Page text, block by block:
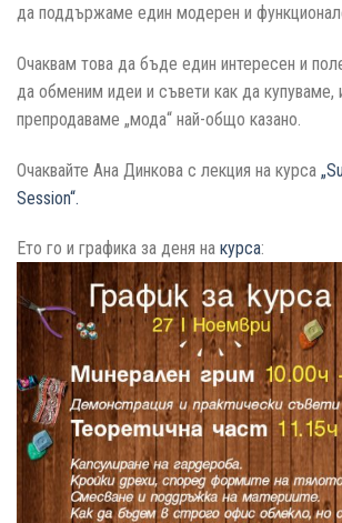
да поддържаме един модерен и
Очаквам това да бъде един интересен и
да обменим идеи и съвети как да купуваме,
препродаваме „мода“ най-общо казано.
Очаквайте Ана Динкова с лекция на курса
Session“.
Ето го и графика за деня на курса: